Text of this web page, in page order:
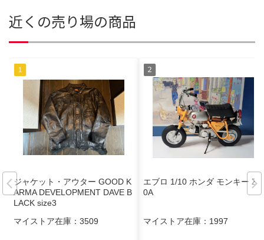
近くの売り場の商品
ジャケット・アウター GOOD K
ARMA DEVELOPMENT DAVE B
LACK size3
マイストア在庫： 3509
エブロ 1/10 ホンダ モンキー Z5
0A
マイストア在庫： 1997